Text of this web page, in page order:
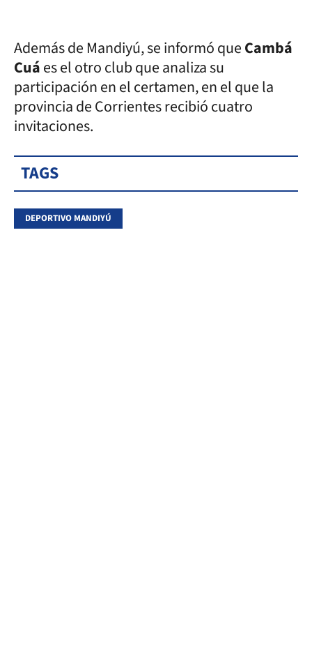
Además de Mandiyú, se informó queCambá
Cuáes el otro club que analiza su
participación en el certamen, en el que la
provincia de Corrientes recibió cuatro
invitaciones.
TAGS
DEPORTIVO MANDIYÚ